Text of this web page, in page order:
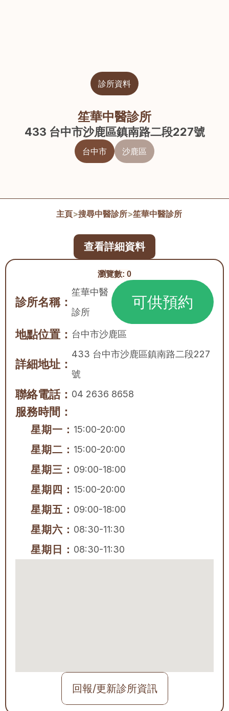
診所資料
笙華中醫診所
433 台中市沙鹿區鎮南路二段227號
台中市 沙鹿區
主頁>搜尋中醫診所>笙華中醫診所
瀏覽數: 0
診所名稱：
笙華中醫
診所
可供預約
地點位置： 台中市沙鹿區
詳細地址：
433 台中市沙鹿區鎮南路二段227
號
聯絡電話： 04 2636 8658
服務時間：
星期一： 15:00-20:00
星期二： 15:00-20:00
星期三： 09:00-18:00
星期四： 15:00-20:00
星期五： 09:00-18:00
星期六： 08:30-11:30
星期日： 08:30-11:30
回報/更新診所資訊
查看詳細資料